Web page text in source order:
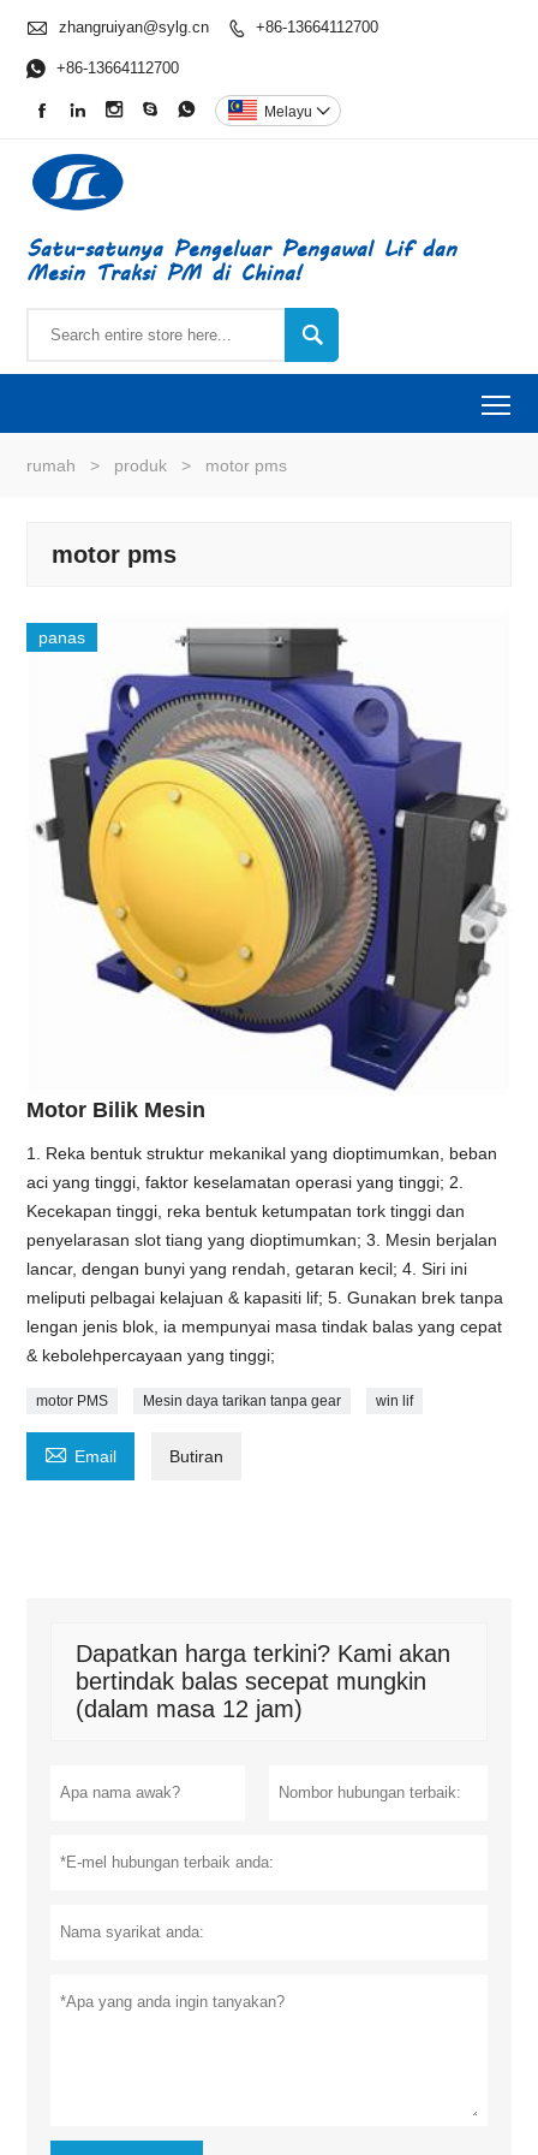
 zhangruiyan@sylg.cn  +86-13664112700
 +86-13664112700
     Melayu 
Satu-satunya Pengeluar Pengawal Lif dan
Mesin Traksi PM di China!

rumah > produk > motor pms
motor pms
panas
Motor Bilik Mesin
1. Reka bentuk struktur mekanikal yang dioptimumkan, beban
aci yang tinggi, faktor keselamatan operasi yang tinggi; 2.
Kecekapan tinggi, reka bentuk ketumpatan tork tinggi dan
penyelarasan slot tiang yang dioptimumkan; 3. Mesin berjalan
lancar, dengan bunyi yang rendah, getaran kecil; 4. Siri ini
meliputi pelbagai kelajuan & kapasiti lif; 5. Gunakan brek tanpa
lengan jenis blok, ia mempunyai masa tindak balas yang cepat
& kebolehpercayaan yang tinggi;
motor PMS Mesin daya tarikan tanpa gear win lif
 Email Butiran
Dapatkan harga terkini? Kami akan
bertindak balas secepat mungkin
(dalam masa 12 jam)